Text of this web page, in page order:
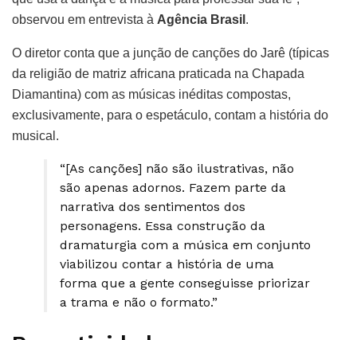
observou em entrevista à Agência Brasil .
O diretor conta que a junção de canções do Jarê (típicas
da religião de matriz africana praticada na Chapada
Diamantina) com as músicas inéditas compostas,
exclusivamente, para o espetáculo, contam a história do
musical.
“[As canções] não são ilustrativas, não
são apenas adornos. Fazem parte da
narrativa dos sentimentos dos
personagens. Essa construção da
dramaturgia com a música em conjunto
viabilizou contar a história de uma
forma que a gente conseguisse priorizar
a trama e não o formato.”